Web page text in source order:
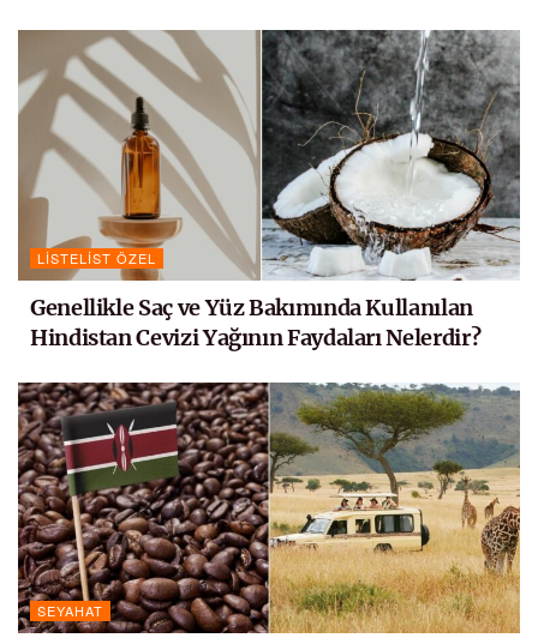
LISTELIST ÖZEL
Genellikle Saç ve Yüz Bakımında Kullanılan
Hindistan Cevizi Yağının Faydaları Nelerdir?
SEYAHAT